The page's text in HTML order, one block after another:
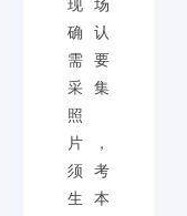
现场
确认
需要
采集
照
片，
须考
生本